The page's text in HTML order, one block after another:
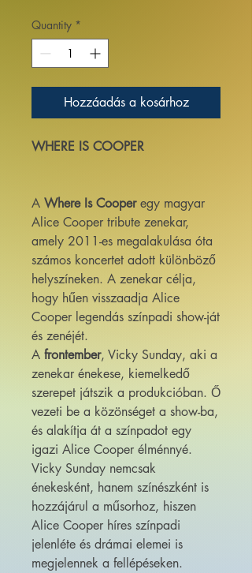
Quantity *
Hozzáadás a kosárhoz
WHERE IS COOPER
A Where Is Cooperegy magyar
Alice Cooper tribute zenekar,
amely 2011-es megalakulása óta
számos koncertet adott különböző
helyszíneken. A zenekar célja,
hogy hűen visszaadja Alice
Cooper legendás színpadi show-ját
és zenéjét.
A frontember, Vicky Sunday, aki a
zenekar énekese, kiemelkedő
szerepet játszik a produkcióban. Ő
vezeti be a közönséget a show-ba,
és alakítja át a színpadot egy
igazi Alice Cooper élménnyé.
Vicky Sunday nemcsak
énekesként, hanem színészként is
hozzájárul a műsorhoz, hiszen
Alice Cooper híres színpadi
jelenléte és drámai elemei is
megjelennek a fellépéseken.